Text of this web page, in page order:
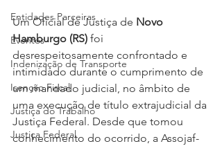
Entidades Parceiras
Eventos
Indenização de Transporte
Isenção Fiscal
Justiça do Trabalho
Justiça Federal
Um Oficial de Justiça de Novo
Hamburgo (RS) foi
desrespeitosamente confrontado e
intimidado durante o cumprimento de
um mandado judicial, no âmbito de
uma execução de título extrajudicial da
Justiça Federal. Desde que tomou
conhecimento do ocorrido, a Assojaf-